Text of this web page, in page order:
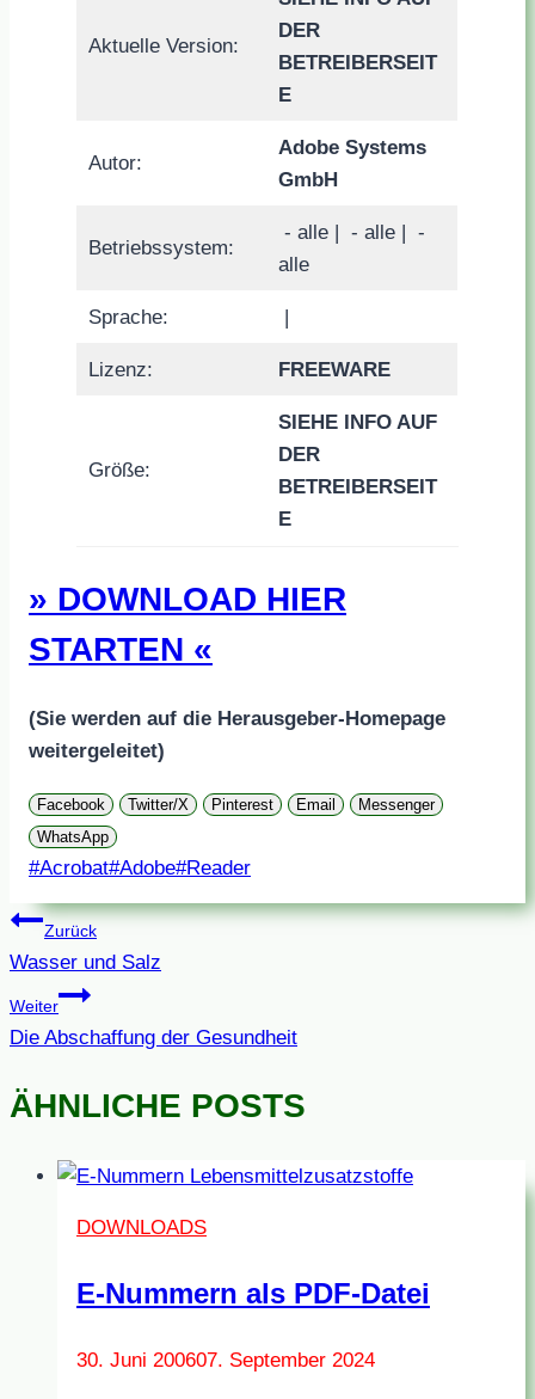
Aktuelle Version:
DER
BETREIBERSEIT
E
Autor:
Adobe Systems
GmbH
Betriebssystem:
- alle | - alle | -
alle
Sprache: |
Lizenz: FREEWARE
Größe:
SIEHE INFO AUF
DER
BETREIBERSEIT
E
» DOWNLOAD HIER
STARTEN «
(Sie werden auf die Herausgeber-Homepage
weitergeleitet)
Facebook Twitter/X Pinterest Email
Messenger
WhatsApp
Schlagworte:
#Acrobat#Adobe#Reader
Beitragsnavigation
Zurück
Wasser und Salz
Weiter
Die Abschaffung der Gesundheit
ÄHNLICHE POSTS
DOWNLOADS
E-Nummern als PDF-Datei
30. Juni 200607. September 2024